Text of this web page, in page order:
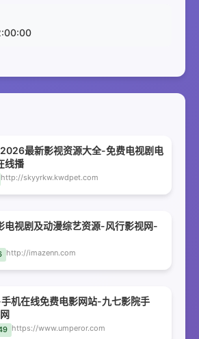
最新影视资源大全-免费电视剧电
线播
http://skyyrkw.kwdpet.com
电视剧及动漫综艺资源-风行影视网-
http://imazenn.com
机在线免费电影网站-九七影院手
https://www.umperor.com